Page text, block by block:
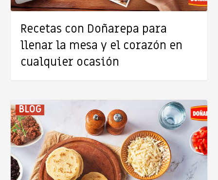
corazón
cualquier
ocasión
Recetas con Doñarepa para
llenar la mesa y el corazón en
cualquier ocasión
BLOG
Día
del
Padre:
platos
para
consentir